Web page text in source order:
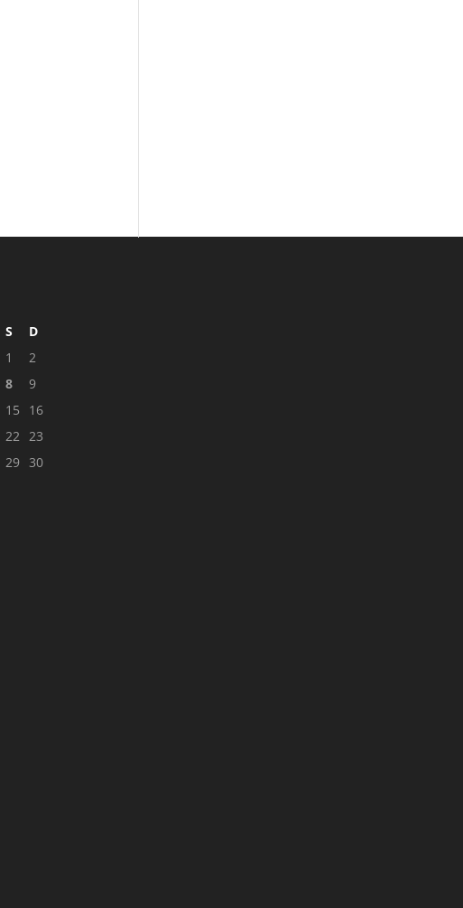
S
D
1
2
8
9
15
16
22 23
29 30